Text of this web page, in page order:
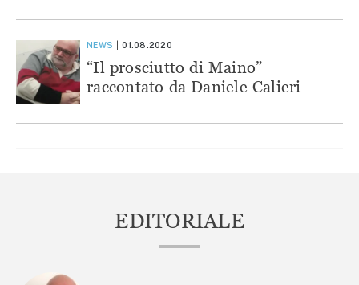
NEWS 01.08.2020
“Il prosciutto di Maino”
raccontato da Daniele Calieri
EDITORIALE